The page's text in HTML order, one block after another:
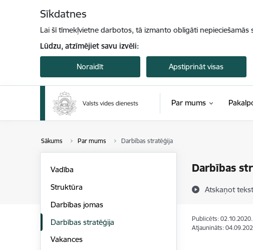
Sīkdatnes
Lai šī tīmekļvietne darbotos, tā izmanto obligāti
Lūdzu, atzīmējiet savu izvēli:
Noraidīt Apstiprināt visas
Par mums
Sākums Par mums Darbības stratēģija
Darbības
Atskaņot
Vadība
Struktūra
Darbības jomas
Darbības stratēģija
Vakances
Publicēts: 02.10.2020.
Atjaunināts: